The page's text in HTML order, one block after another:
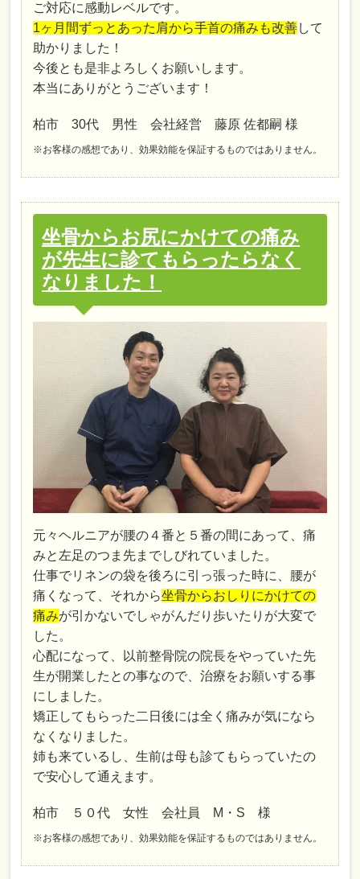
ご対応に感動レベルです。
1ヶ月間ずっとあった肩から手首の痛みも改善して
助かりました！
今後とも是非よろしくお願いします。
本当にありがとうございます！
柏市 30代 男性 会社経営 藤原 佐都嗣 様
※お客様の感想であり、効果効能を保証するものではありません。
坐骨からお尻にかけての痛み
が先生に診てもらったらなく
なりました！
元々ヘルニアが腰の４番と５番の間にあって、痛
みと左足のつま先までしびれていました。
仕事でリネンの袋を後ろに引っ張った時に、腰が
痛くなって、それから坐骨からおしりにかけての
痛みが引かないでしゃがんだり歩いたりが大変で
した。
心配になって、以前整骨院の院長をやっていた先
生が開業したとの事なので、治療をお願いする事
にしました。
矯正してもらった二日後には全く痛みが気になら
なくなりました。
姉も来ているし、生前は母も診てもらっていたの
で安心して通えます。
柏市 ５０代 女性 会社員 M・S 様
※お客様の感想であり、効果効能を保証するものではありません。